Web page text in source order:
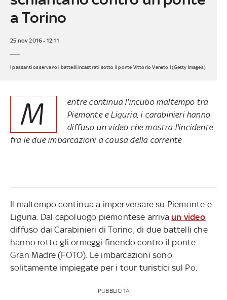
a Torino
25 nov 2016 - 12:11
I passanti osservano i battelli incastrati sotto il ponte Vittorio Veneto I (Getty Images)
M
entre continua l'incubo maltempo tra
Piemonte e Liguria, i carabinieri hanno
diffuso un video che mostra l'incidente
fra le due imbarcazioni a causa della corrente
Il maltempo continua a imperversare su Piemonte e
Liguria. Dal capoluogo piemontese arrivaun video,
diffuso dai Carabinieri di Torino, di due battelli che
hanno rotto gli ormeggi finendo contro il ponte
Gran Madre (FOTO). Le imbarcazioni sono
solitamente impiegate per i tour turistici sul Po.
PUBBLICITÀ